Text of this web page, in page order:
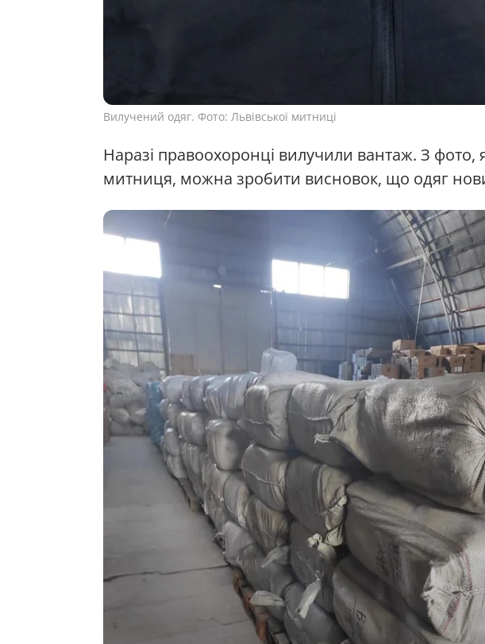
Вилучений одяг. Фото: Львівської митниці
Наразі правоохоронці вилучили вантаж. З фото,
митниця, можна зробити висновок, що одяг